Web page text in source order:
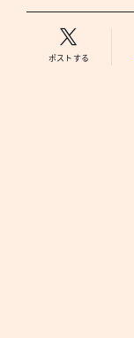
ポストする